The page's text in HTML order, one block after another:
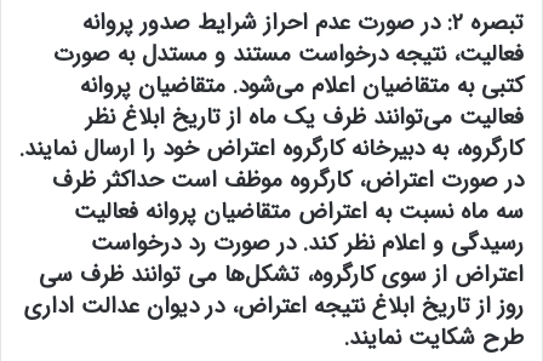
تبصره 2:
در صورت عدم احراز شرایط صدور پروانه
فعالیت، نتیجه درخواست مستند و مستدل به صورت
کتبی به متقاضیان اعلام می‌شود. متقاضیان پروانه
فعالیت می‌توانند ظرف یک ماه از تاریخ ابلاغ نظر
کارگروه، به دبیرخانه کارگروه اعتراض خود را ارسال نمایند.
در صورت اعتراض، کارگروه موظف است حداکثر ظرف
سه ماه نسبت به اعتراض متقاضیان پروانه فعالیت
رسیدگی و اعلام نظر کند. در صورت رد درخواست
اعتراض از سوی کارگروه،‌ تشکل‌ها می توانند ظرف سی
روز از تاریخ ابلاغ نتیجه اعتراض، در دیوان عدالت اداری
طرح شکایت نمایند.